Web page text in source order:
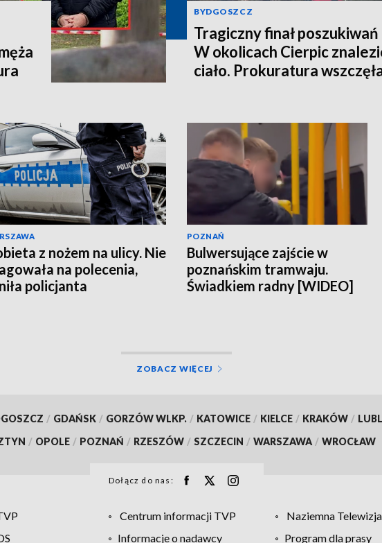
BYDGOSZCZ
Tragiczny finał
W okolicach Cierpic
ciało. Prokuratura
z nożem na ulicy. Nie
na polecenia,
policjanta
POZNAŃ
Bulwersujące zajście w
poznańskim tramwaju.
Świadkiem radny [WIDEO]
ZOBACZ WIĘCEJ
/ GDAŃSK / GORZÓW WLKP. / KATOWICE / KIELCE / KRAKÓW /
/ OPOLE / POZNAŃ / RZESZÓW / SZCZECIN / WARSZAWA / WROCŁAW
Dołącz do nas:
Centrum informacji TVP Naziemna
Informacje o nadawcy Program dla prasy